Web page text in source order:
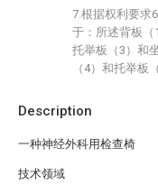
Description
一种神经外科用检查椅
技术领域
7.根据权利要求
于：所述背板（
托举板（3）和
（4）和托举板